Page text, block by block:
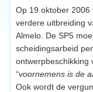
Op 19 oktober
verdere uitbreiding
Almelo. De SP5
scheidingsarbeid
ontwerpbeschikking
“voornemens is de
Ook wordt de